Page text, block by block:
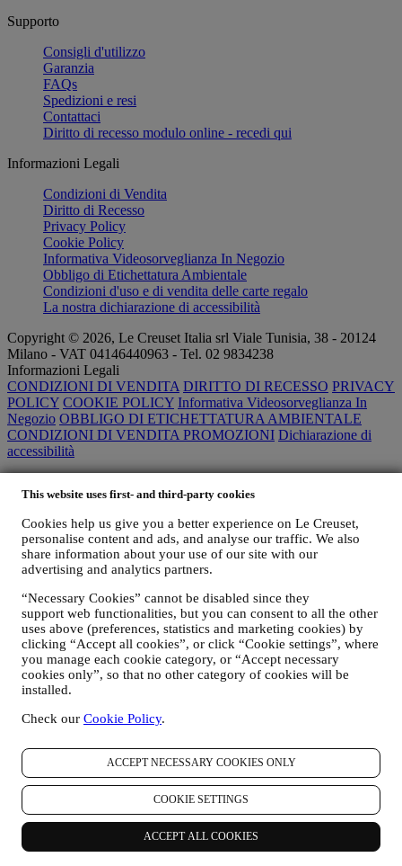
This website uses first- and third-party cookies
Cookies help us give you a better experience on Le Creuset,
personalise content and ads, and analyse our traffic. We also
share information about your use of our site with our
advertising and analytics partners.
“Necessary Cookies” cannot be disabled since they
support web functionalities, but you can consent to all the other
uses above (preferences, statistics and marketing cookies) by
clicking “Accept all cookies”, or click “Cookie settings”, where
you manage each cookie category, or “Accept necessary
cookies only”, so that no other category of cookies will be
installed.
Check our Cookie Policy.
ACCEPT NECESSARY COOKIES ONLY
COOKIE SETTINGS
ACCEPT ALL COOKIES
Supporto
Consigli d'utilizzo
Garanzia
FAQs
Spedizioni e resi
Contattaci
Diritto di recesso modulo online - recedi qui
Informazioni Legali
Condizioni di Vendita
Diritto di Recesso
Privacy Policy
Cookie Policy
Informativa Videosorveglianza In Negozio
Obbligo di Etichettatura Ambientale
Condizioni d'uso e di vendita delle carte regalo
La nostra dichiarazione di accessibilità
Copyright © 2026, Le Creuset Italia srl ​​Viale Tunisia, 38 - 20124
Milano - VAT 04146440963 - Tel. 02 9834238
Informazioni Legali
CONDIZIONI DI VENDITA DIRITTO DI RECESSO PRIVACY
POLICY COOKIE POLICY Informativa Videosorveglianza In
Negozio OBBLIGO DI ETICHETTATURA AMBIENTALE
CONDIZIONI DI VENDITA PROMOZIONI Dichiarazione di
accessibilità
utenti visitatori e consumatori. Se siete dei partner commerciali vi
preghiamo di accedere alla Informativa Privacy B2B accessibile
Promettiamo di rispettare la vostra privacy e di proteggere i vostri
dati personali. Vi informeremo sempre di come utilizzeremo i vostri
dati e dei motivi dell’utilizzo.
La sicurezza degli acquisti online è la nostra priorità
I vostri dati personali sono conservati in modo sicuro e strettamente
confidenziale, in conformità alla normativa europea in materia di
protezione dei dati. Siamo consapevoli che la sicurezza è molto
importante al momento di effettuare acquisti online, pertanto
utilizziamo le tecnologie più avanzate per garantire che tutti i vostri
completamente protetti e restino interamente riservati.
personalizzati.
Analizziamo in che modo gli utenti utilizzano il nostro sito web e i
nostri servizi per renderli sempre più fruibili e interessanti.
Utilizziamo i dati per rendere l’esperienza di cucinare con Le
Creuset sempre migliore e per mantenervi informati riguardo a
Se decidete di diventare parte del nostro database di clienti del